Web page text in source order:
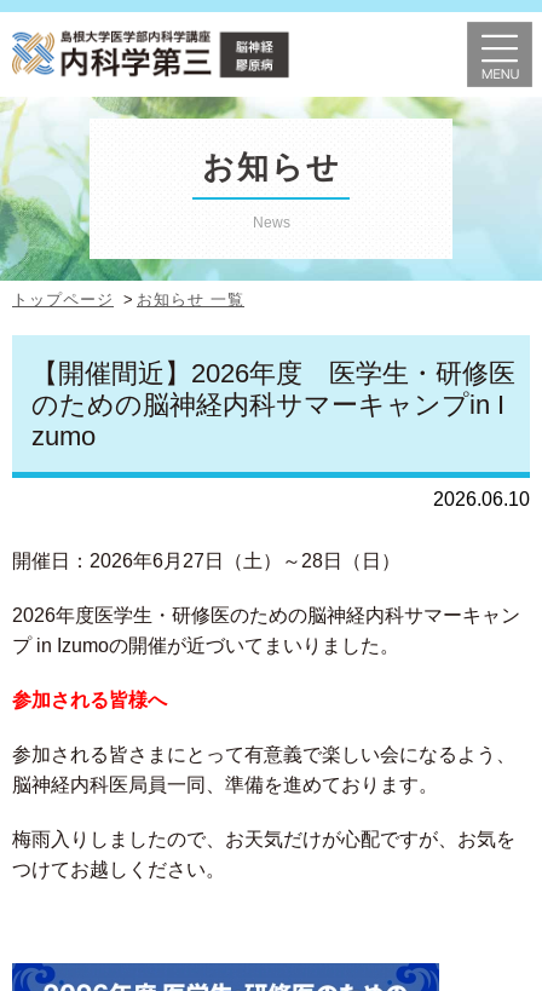
お知らせ
News
トップページ お知らせ 一覧
【開催間近】2026年度 医学生・研修医
のための脳神経内科サマーキャンプin I
zumo
2026.06.10
開催日：2026年6月27日（土）～28日（日）
2026年度医学生・研修医のための脳神経内科サマーキャン
プ in Izumoの開催が近づいてまいりました。
参加される皆様へ
参加される皆さまにとって有意義で楽しい会になるよう、
脳神経内科医局員一同、準備を進めております。
梅雨入りしましたので、お天気だけが心配ですが、お気を
つけてお越しください。